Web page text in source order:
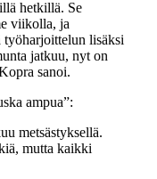
hetkillä. Se
viikolla, ja
työharjoittelun lisäksi
jatkuu, nyt on
sanoi.
ampua”:
metsästyksellä.
mutta kaikki